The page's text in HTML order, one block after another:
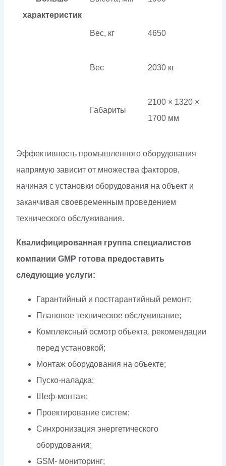
характеристик
Вес, кг 4650
Вес 2030 кг
Габариты
2100 × 1320 ×
1700 мм
Эффективность промышленного оборудования
напрямую зависит от множества факторов,
начиная с установки оборудования на объект и
заканчивая своевременным проведением
технического обслуживания.
Квалифицированная группа специалистов
компании GMP готова предоставить
следующие услуги:
Гарантийный и постгарантийный ремонт;
Плановое техническое обслуживание;
Комплексный осмотр объекта, рекомендации
перед установкой;
Монтаж оборудования на объекте;
Пуско-наладка;
Шеф-монтаж;
Проектирование систем;
Синхронизация энергетического
оборудования;
GSM- мониторинг;